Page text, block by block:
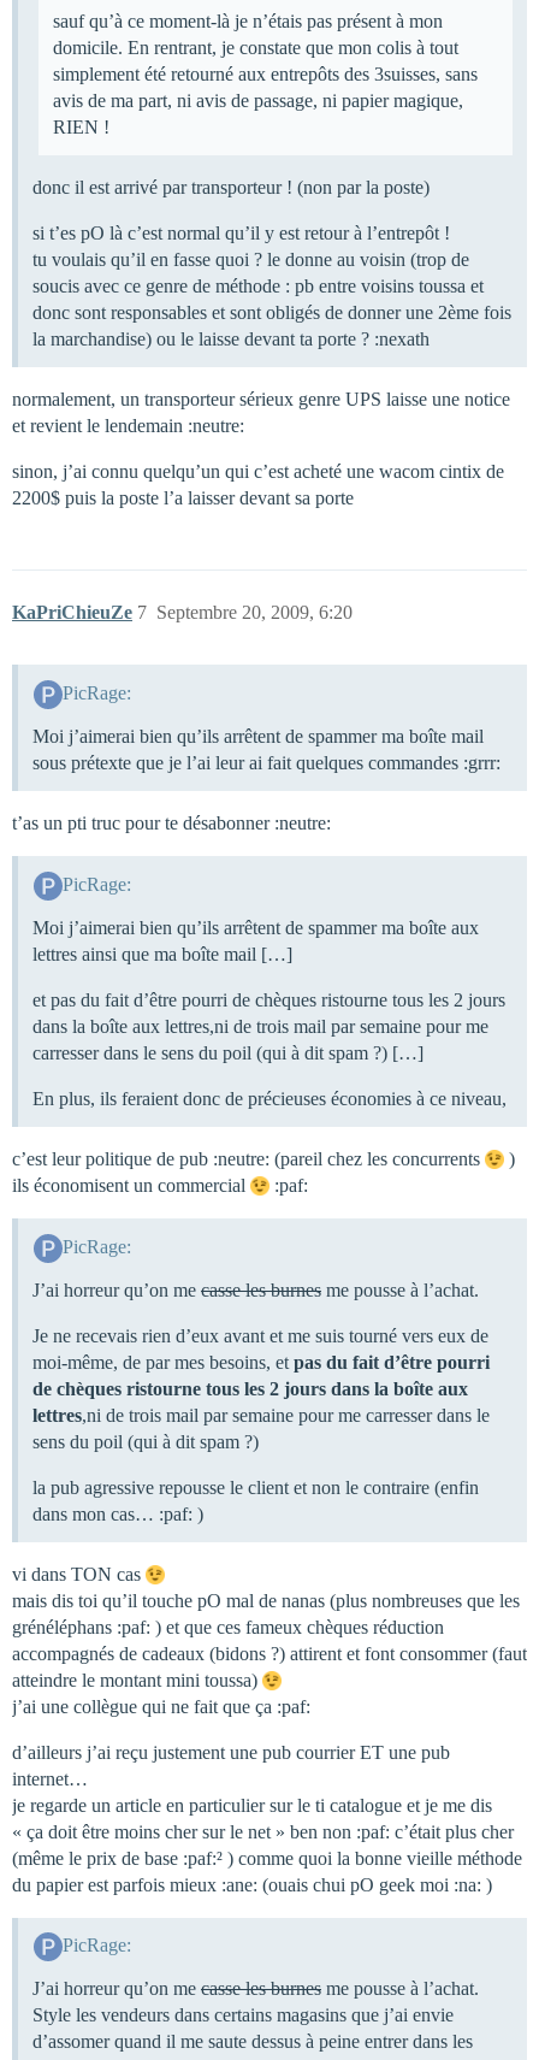
sauf qu’à ce moment-là je n’étais pas présent à mon
domicile. En rentrant, je constate que mon colis à tout
simplement été retourné aux entrepôts des 3suisses, sans
avis de ma part, ni avis de passage, ni papier magique,
RIEN !
donc il est arrivé par transporteur ! (non par la poste)
si t’es pO là c’est normal qu’il y est retour à l’entrepôt !
tu voulais qu’il en fasse quoi ? le donne au voisin (trop de
soucis avec ce genre de méthode : pb entre voisins toussa et
donc sont responsables et sont obligés de donner une 2ème fois
la marchandise) ou le laisse devant ta porte ? :nexath
normalement, un transporteur sérieux genre UPS laisse une notice
et revient le lendemain :neutre:
sinon, j’ai connu quelqu’un qui c’est acheté une wacom cintix de
2200$ puis la poste l’a laisser devant sa porte
KaPriChieuZe Septembre 20, 2009, 6:20
7
PicRage:
Moi j’aimerai bien qu’ils arrêtent de spammer ma boîte mail
sous prétexte que je l’ai leur ai fait quelques commandes :grrr:
t’as un pti truc pour te désabonner :neutre:
PicRage:
Moi j’aimerai bien qu’ils arrêtent de spammer ma boîte aux
lettres ainsi que ma boîte mail […]
et pas du fait d’être pourri de chèques ristourne tous les 2 jours
dans la boîte aux lettres,ni de trois mail par semaine pour me
carresser dans le sens du poil (qui à dit spam ?) […]
En plus, ils feraient donc de précieuses économies à ce niveau,
c’est leur politique de pub :neutre: (pareil chez les concurrents
)
ils économisent un commercial
:paf:
PicRage:
J’ai horreur qu’on me casse les burnes me pousse à l’achat.
Je ne recevais rien d’eux avant et me suis tourné vers eux de
moi-même, de par mes besoins, et pas du fait d’être pourri
de chèques ristourne tous les 2 jours dans la boîte aux
lettres,ni de trois mail par semaine pour me carresser dans le
sens du poil (qui à dit spam ?)
la pub agressive repousse le client et non le contraire (enfin
dans mon cas… :paf: )
vi dans TON cas
mais dis toi qu’il touche pO mal de nanas (plus nombreuses que les
grénéléphans :paf: ) et que ces fameux chèques réduction
accompagnés de cadeaux (bidons ?) attirent et font consommer (faut
atteindre le montant mini toussa)
j’ai une collègue qui ne fait que ça :paf:
d’ailleurs j’ai reçu justement une pub courrier ET une pub
internet…
je regarde un article en particulier sur le ti catalogue et je me dis
« ça doit être moins cher sur le net » ben non :paf: c’était plus cher
(même le prix de base :paf:² ) comme quoi la bonne vieille méthode
du papier est parfois mieux :ane: (ouais chui pO geek moi :na: )
PicRage:
J’ai horreur qu’on me casse les burnes me pousse à l’achat.
Style les vendeurs dans certains magasins que j’ai envie
d’assomer quand il me saute dessus à peine entrer dans les